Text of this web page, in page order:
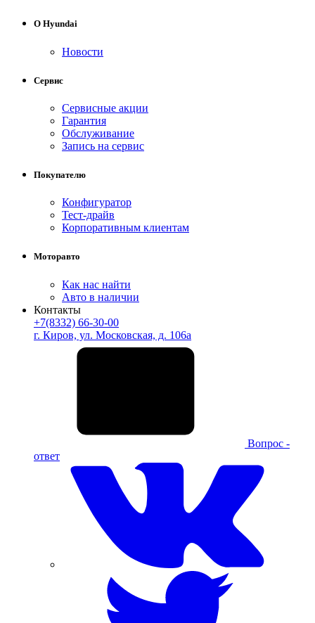
О Hyundai
Новости
Сервис
Сервисные акции
Гарантия
Обслуживание
Запись на сервис
Покупателю
Конфигуратор
Тест-драйв
Корпоративным клиентам
Моторавто
Как нас найти
Авто в наличии
Контакты
+7(8332) 66-30-00
г. Киров, ул. Московская, д. 106а
Вопрос -
ответ